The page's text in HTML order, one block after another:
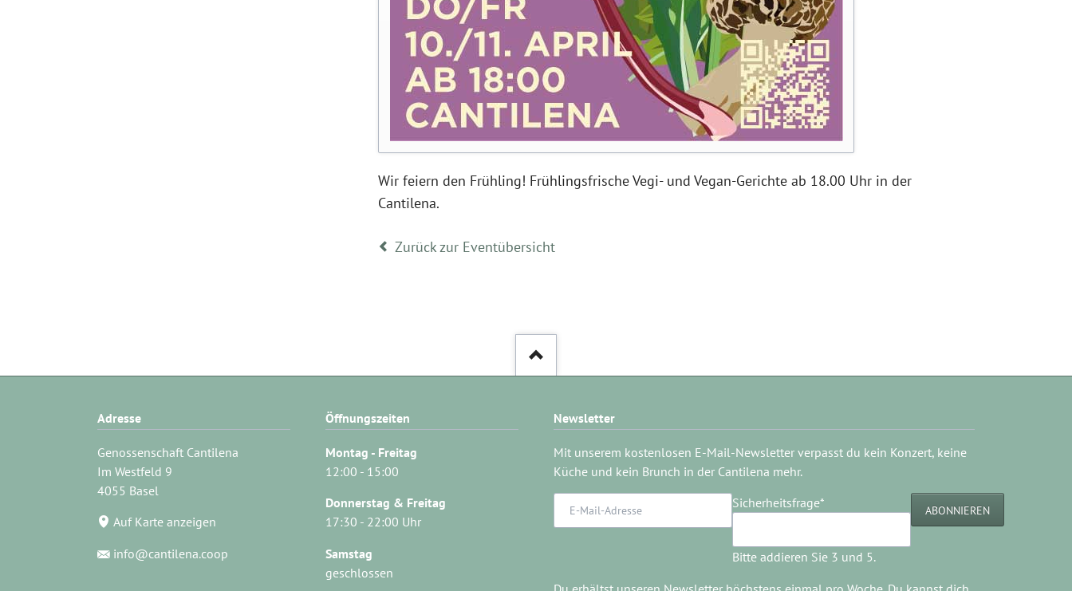
Wir feiern den Frühling! Frühlingsfrische Vegi- und Vegan-Gerichte ab 18.00 Uhr in der
Cantilena.
Zurück zur Eventübersicht
Adresse
Genossenschaft Cantilena
Im Westfeld 9
4055 Basel
Auf Karte anzeigen
info@cantilena.coop
Öffnungszeiten
Montag - Freitag
12:00 - 15:00
Donnerstag & Freitag
17:30 - 22:00 Uhr
Samstag
geschlossen
Newsletter
Mit unserem kostenlosen E-Mail-Newsletter verpasst du kein Konzert, keine
Küche und kein Brunch in der Cantilena mehr.
Pflichtfeld
Sicherheitsfrage*
Bitte addieren Sie 3 und 5.
ABONNIEREN